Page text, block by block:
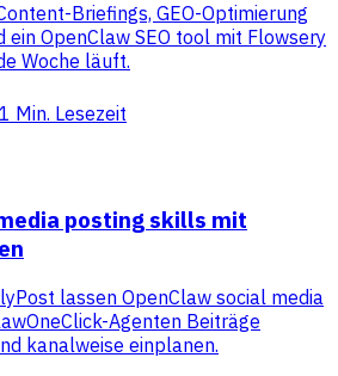
Briefings, GEO-Optimierung
ein OpenClaw SEO tool mit Flowsery
Woche läuft.
1 Min. Lesezeit
posting skills mit
lassen OpenClaw social media
Agenten Beiträge
kanalweise einplanen.